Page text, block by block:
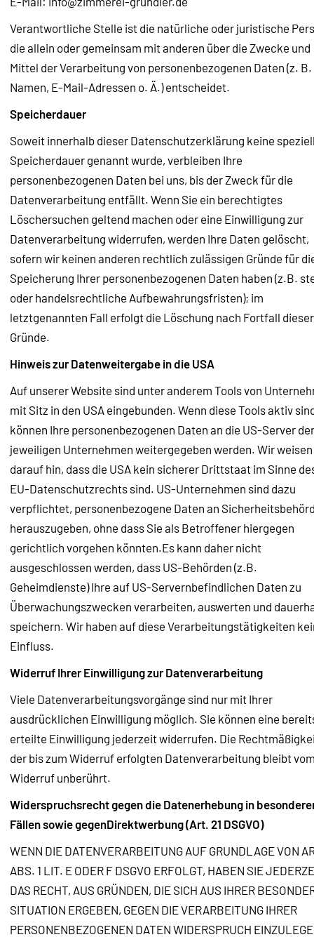
Verantwortliche Stelle ist die natürliche oder juristische
die allein oder gemeinsam mit anderen über die Zwecke und
Mittel der Verarbeitung von personenbezogenen Daten (z. B.
Namen, E-Mail-Adressen o. Ä.) entscheidet.
Speicherdauer
Soweit innerhalb dieser Datenschutzerklärung keine
Speicherdauer genannt wurde, verbleiben Ihre
personenbezogenen Daten bei uns, bis der Zweck für die
Datenverarbeitung entfällt. Wenn Sie ein berechtigtes
Löschersuchen geltend machen oder eine Einwilligung zur
Datenverarbeitung widerrufen, werden Ihre Daten gelöscht,
sofern wir keinen anderen rechtlich zulässigen Gründe für
Speicherung Ihrer personenbezogenen Daten haben (z.B.
oder handelsrechtliche Aufbewahrungsfristen); im
letztgenannten Fall erfolgt die Löschung nach Fortfall dieser
Gründe.
Hinweis zur Datenweitergabe in die USA
Auf unserer Website sind unter anderem Tools von
mit Sitz in den USA eingebunden. Wenn diese Tools aktiv
können Ihre personenbezogenen Daten an die US-Server der
jeweiligen Unternehmen weitergegeben werden. Wir weisen
darauf hin, dass die USA kein sicherer Drittstaat im Sinne
EU-Datenschutzrechts sind. US-Unternehmen sind dazu
verpflichtet, personenbezogene Daten an
herauszugeben, ohne dass Sie als Betroffener hiergegen
gerichtlich vorgehen könnten.Es kann daher nicht
ausgeschlossen werden, dass US-Behörden (z.B.
Geheimdienste) Ihre auf US-Servernbefindlichen Daten zu
Überwachungszwecken verarbeiten, auswerten und
speichern. Wir haben auf diese Verarbeitungstätigkeiten
Einfluss.
Widerruf Ihrer Einwilligung zur Datenverarbeitung
Viele Datenverarbeitungsvorgänge sind nur mit Ihrer
ausdrücklichen Einwilligung möglich. Sie können eine
erteilte Einwilligung jederzeit widerrufen. Die
der bis zum Widerruf erfolgten Datenverarbeitung bleibt
Widerruf unberührt.
Widerspruchsrecht gegen die Datenerhebung in
Fällen sowie gegenDirektwerbung (Art. 21 DSGVO)
WENN DIE DATENVERARBEITUNG AUF GRUNDLAGE VON
ABS. 1 LIT. E ODER F DSGVO ERFOLGT, HABEN SIE
DAS RECHT, AUS GRÜNDEN, DIE SICH AUS IHRER
SITUATION ERGEBEN, GEGEN DIE VERARBEITUNG IHRER
PERSONENBEZOGENEN DATEN WIDERSPRUCH